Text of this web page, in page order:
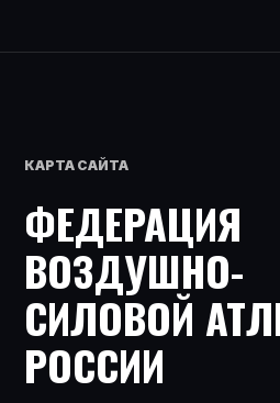
КАРТА САЙТА
ФЕДЕРАЦИЯ
ВОЗДУШНО-
СИЛОВОЙ
РОССИИ